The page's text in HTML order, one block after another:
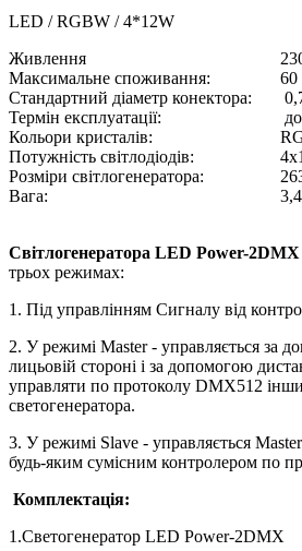
LED / RGBW / 4*12W
Живлення
Максимальне споживання:
60
Стандартний діаметр конектора:
Термін експлуатації:
Кольори кристалів:
Потужність світлодіодів:
Розміри світлогенератора:
Вага:
Світлогенератора LED Power-2DMX
трьох режимах:
1. Під управлінням Сигналу від
2. У режимі Master - управляється за
лицьовій стороні і за допомогою
управляти по протоколу DMX512
светогенератора.
3. У режимі Slave - управляється
будь-яким сумісним контролером по
Комплектація:
1.Светогенератор LED Power-2DMX